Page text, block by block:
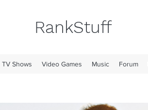
RankStuff
TV Shows Video Games Music Forum